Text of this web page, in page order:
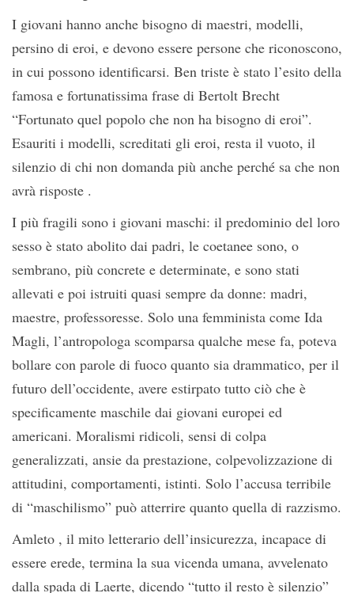
I giovani hanno anche bisogno di maestri, modelli,
persino di eroi, e devono essere persone che riconoscono,
in cui possono identificarsi. Ben triste è stato l’esito della
famosa e fortunatissima frase di Bertolt Brecht
“Fortunato quel popolo che non ha bisogno di eroi”.
Esauriti i modelli, screditati gli eroi, resta il vuoto, il
silenzio di chi non domanda più anche perché sa che non
avrà risposte .
I più fragili sono i giovani maschi: il predominio del loro
sesso è stato abolito dai padri, le coetanee sono, o
sembrano, più concrete e determinate, e sono stati
allevati e poi istruiti quasi sempre da donne: madri,
maestre, professoresse. Solo una femminista come Ida
Magli, l’antropologa scomparsa qualche mese fa, poteva
bollare con parole di fuoco quanto sia drammatico, per il
futuro dell’occidente, avere estirpato tutto ciò che è
specificamente maschile dai giovani europei ed
americani. Moralismi ridicoli, sensi di colpa
generalizzati, ansie da prestazione, colpevolizzazione di
attitudini, comportamenti, istinti. Solo l’accusa terribile
di “maschilismo” può atterrire quanto quella di razzismo.
Amleto , il mito letterario dell’insicurezza, incapace di
essere erede, termina la sua vicenda umana, avvelenato
dalla spada di Laerte, dicendo “tutto il resto è silenzio”